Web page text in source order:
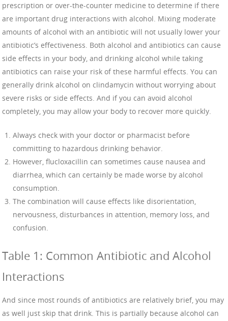
prescription or over-the-counter medicine to determine if there
are important drug interactions with alcohol. Mixing moderate
amounts of alcohol with an antibiotic will not usually lower your
antibiotic’s effectiveness. Both alcohol and antibiotics can cause
side effects in your body, and drinking alcohol while taking
antibiotics can raise your risk of these harmful effects. You can
generally drink alcohol on clindamycin without worrying about
severe risks or side effects. And if you can avoid alcohol
completely, you may allow your body to recover more quickly.
Always check with your doctor or pharmacist before
committing to hazardous drinking behavior.
However, flucloxacillin can sometimes cause nausea and
diarrhea, which can certainly be made worse by alcohol
consumption.
The combination will cause effects like disorientation,
nervousness, disturbances in attention, memory loss, and
confusion.
Table 1: Common Antibiotic and Alcohol
Interactions
And since most rounds of antibiotics are relatively brief, you may
as well just skip that drink. This is partially because alcohol can